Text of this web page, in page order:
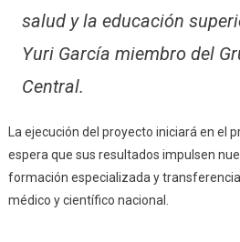
salud y la educación
Yuri García miembro del
Central.
La ejecución del proyecto iniciará en el
espera que sus resultados impulsen
formación especializada y
médico y científico nacional.